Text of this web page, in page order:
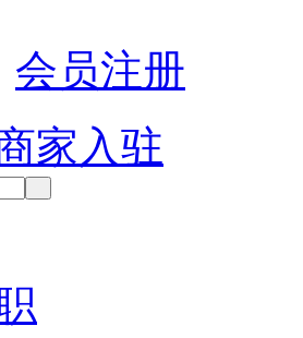
会员注册
家入驻